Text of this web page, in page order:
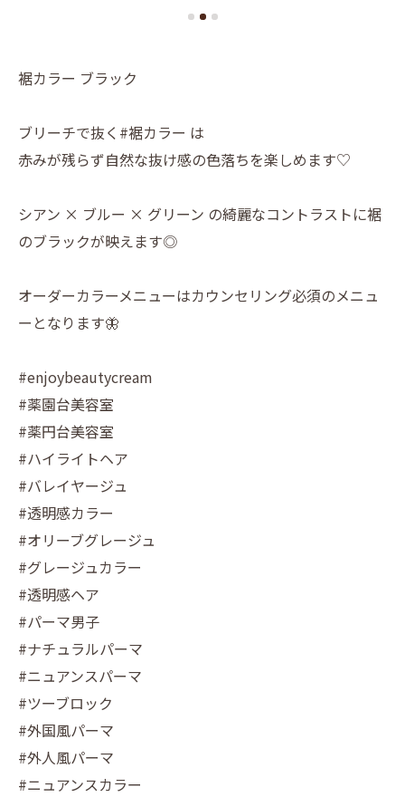
裾カラー ブラック
ブリーチで抜く#裾カラー は
赤みが残らず自然な抜け感の色落ちを楽しめます♡
シアン × ブルー × グリーン の綺麗なコントラストに裾
のブラックが映えます◎
オーダーカラーメニューはカウンセリング必須のメニュ
ーとなります🦋
#enjoybeautycream
#薬園台美容室
#薬円台美容室
#ハイライトヘア
#バレイヤージュ
#透明感カラー
#オリーブグレージュ
#グレージュカラー
#透明感ヘア
#パーマ男子
#ナチュラルパーマ
#ニュアンスパーマ
#ツーブロック
#外国風パーマ
#外人風パーマ
#ニュアンスカラー